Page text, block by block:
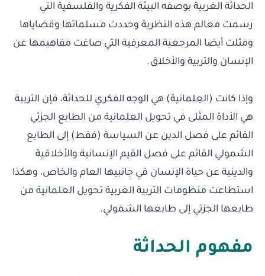
الحداثة الغربية بوصفه البيئة الفكرية والفلسفية التي
رسمت معالم هذه النظرية وحددت مسلماتها وقضاياها
ومثلت أيضا المرجعية المعرفية التي صاغت مفاهيمها عن
الإنسان والتربية والأخلاق.
وإذا كانت (العِلمانية) هي الوجه الفكري للحداثة، فإن التربية
هي الأداة المثلى في تحويل العلمانية من الطابع الجزئي
القائم على فصل الدين عن السياسة (فقط) إلى الطابع
الشمولي القائم على فصل القيم الإنسانية والأخلاقية
والدينية عن حياة الإنسان في جانبيها العام والخاص، وهكذا
استطاعت منظومات التربية الغربية تحويل العلمانية من
طابعها الجزئي إلى طابعها الشمولي.
مفهوم الحداثة